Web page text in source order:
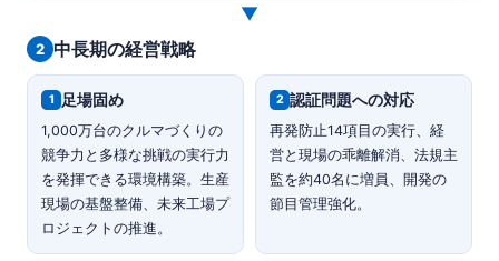
▼
2 中長期の経営戦略
1 足場固め
1,000万台のクルマづくりの
競争力と多様な挑戦の実行力
を発揮できる環境構築。生産
現場の基盤整備、未来工場プ
ロジェクトの推進。
2 認証問題への対応
再発防止14項目の実行、経
営と現場の乖離解消、法規主
監を約40名に増員、開発の
節目管理強化。